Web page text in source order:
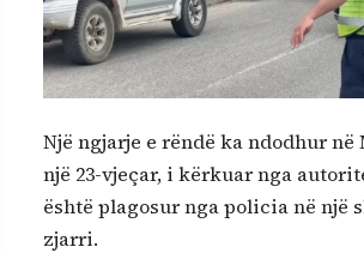
Një ngjarje e rëndë ka ndodhur në
një 23-vjeçar, i kërkuar nga
është plagosur nga policia në një
zjarri.